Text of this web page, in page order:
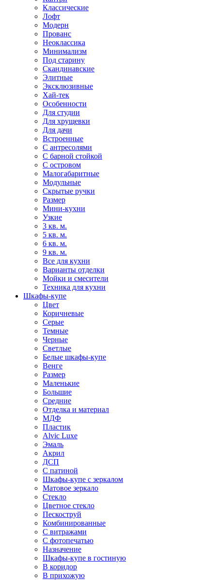
Классические
Лофт
Модерн
Прованс
Неоклассика
Минимализм
Под старину
Скандинавские
Элитные
Эксклюзивные
Хай-тек
Особенности
Для студии
Для хрущевки
Для дачи
Встроенные
С антресолями
С барной стойкой
С островом
Малогабаритные
Модульные
Скрытые ручки
Размер
Мини-кухни
Узкие
3 кв. м.
5 кв. м.
6 кв. м.
9 кв. м.
Все для кухни
Варианты отделки
Мойки и смесители
Техника для кухни
Шкафы-купе
Цвет
Коричневые
Серые
Темные
Черные
Светлые
Белые шкафы-купе
Венге
Размер
Маленькие
Большие
Средние
Отделка и материал
МДФ
Пластик
Alvic Luxe
Эмаль
Акрил
ДСП
С патиной
Шкафы-купе с зеркалом
Матовое зеркало
Стекло
Цветное стекло
Пескоструй
Комбинированные
С витражами
С фотопечатью
Назначение
Шкафы-купе в гостиную
В коридор
В прихожую